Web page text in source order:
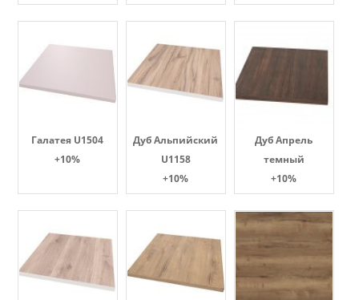
Галатея U1504
+10%
Дуб Альпийский
U1158
+10%
Дуб Апрель
темный
+10%